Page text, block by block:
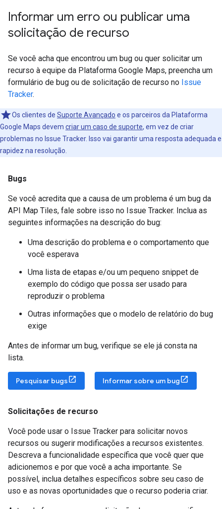
Informar um erro ou publicar uma
solicitação de recurso
Se você acha que encontrou um bug ou quer solicitar um
recurso à equipe da Plataforma Google Maps, preencha um
formulário de bug ou de solicitação de recurso no Issue
Tracker.
Os clientes de Suporte Avançado e os parceiros da Plataforma
Google Maps devem criar um caso de suporte, em vez de criar
problemas no Issue Tracker. Isso vai garantir uma resposta adequada e
rapidez na resolução.
Bugs
Se você acredita que a causa de um problema é um bug da
API Map Tiles, fale sobre isso no Issue Tracker. Inclua as
seguintes informações na descrição do bug:
Uma descrição do problema e o comportamento que
você esperava
Uma lista de etapas e/ou um pequeno snippet de
exemplo do código que possa ser usado para
reproduzir o problema
Outras informações que o modelo de relatório do bug
exige
Antes de informar um bug, verifique se ele já consta na
lista.
Pesquisar bugs Informar sobre um bug
Solicitações de recurso
Você pode usar o Issue Tracker para solicitar novos
recursos ou sugerir modificações a recursos existentes.
Descreva a funcionalidade específica que você quer que
adicionemos e por que você a acha importante. Se
possível, inclua detalhes específicos sobre seu caso de
uso e as novas oportunidades que o recurso poderia criar.